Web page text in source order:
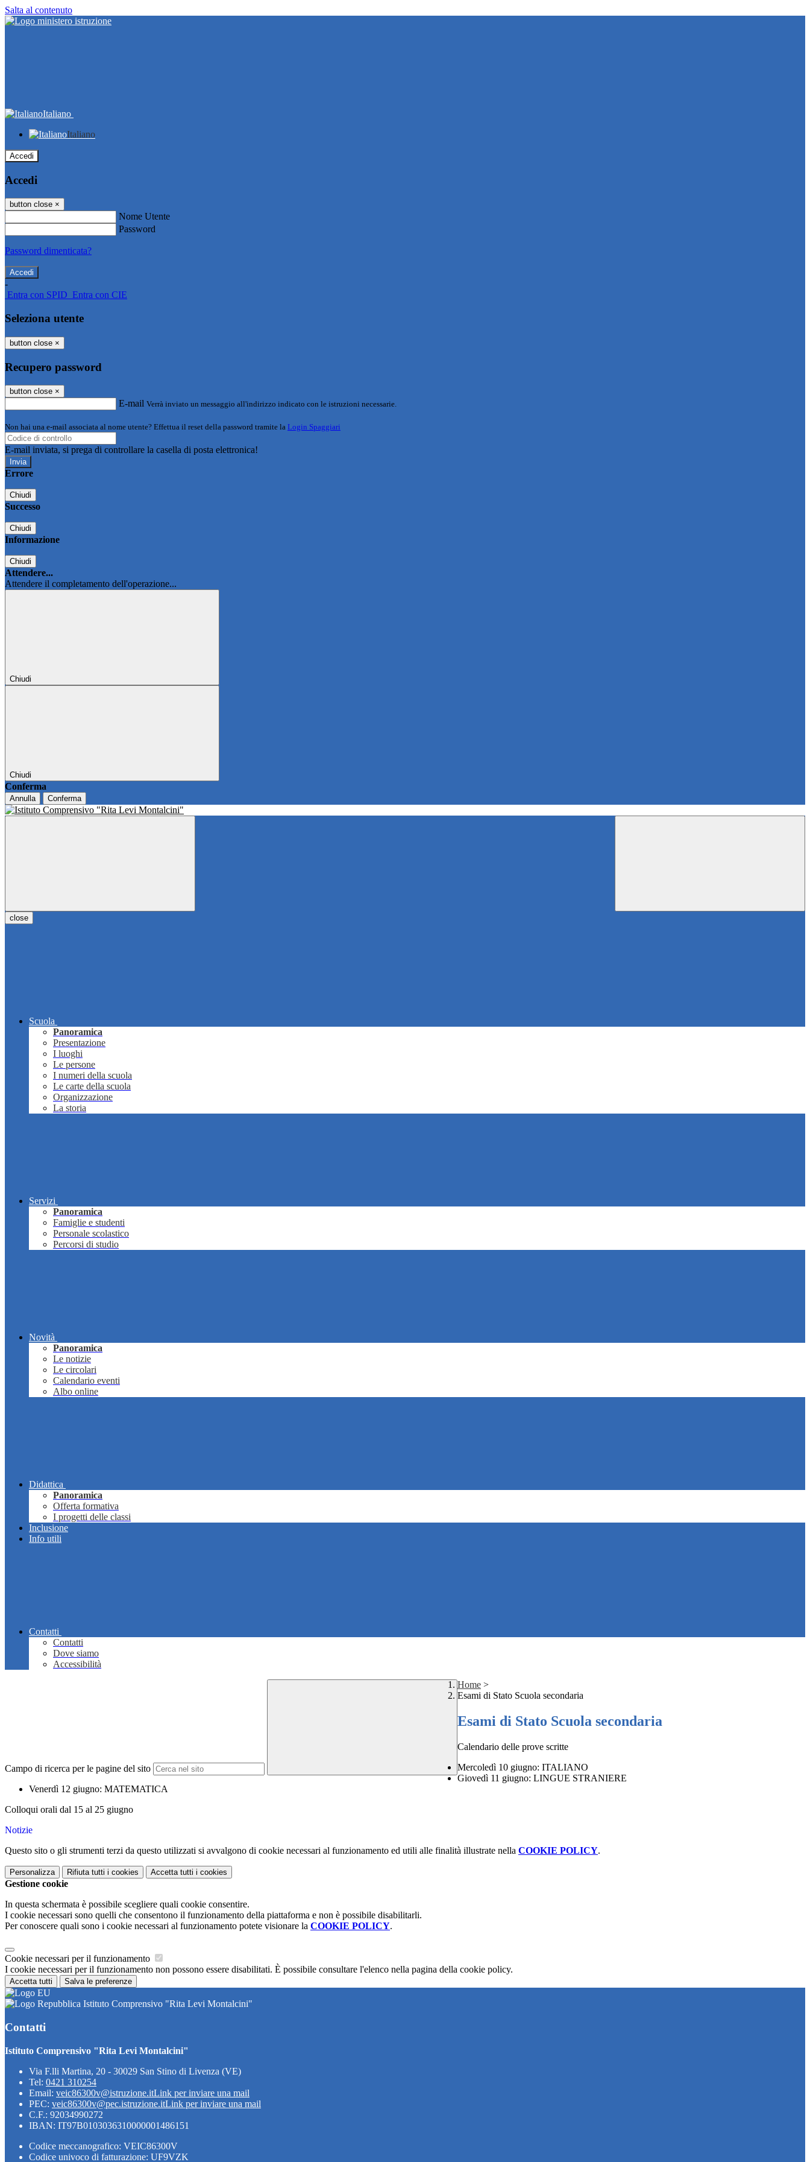
Salta al contenuto
Italiano
Italiano
Accedi
Accedi
button close ×
Nome Utente
Password
Password dimenticata?
-
Entra con SPID Entra con CIE
Seleziona utente
button close ×
Recupero password
button close ×
E-mail Verrà inviato un messaggio all'indirizzo indicato con le istruzioni necessarie.
Non hai una e-mail associata al nome utente? Effettua il reset della password tramite la Login Spaggiari
E-mail inviata, si prega di controllare la casella di posta elettronica!
Errore
Chiudi
Successo
Chiudi
Informazione
Chiudi
Attendere...
Attendere il completamento dell'operazione...
Chiudi
Chiudi
Conferma
Annulla Conferma
close
Scuola
Panoramica
Presentazione
I luoghi
Le persone
I numeri della scuola
Le carte della scuola
Organizzazione
La storia
Servizi
Panoramica
Famiglie e studenti
Personale scolastico
Percorsi di studio
Novità
Panoramica
Le notizie
Le circolari
Calendario eventi
Albo online
Didattica
Panoramica
Offerta formativa
I progetti delle classi
Inclusione
Info utili
Contatti
Contatti
Dove siamo
Accessibilità
Campo di ricerca per le pagine del sito
Home >
Esami di Stato Scuola secondaria
Esami di Stato Scuola secondaria
Calendario delle prove scritte
Mercoledì 10 giugno: ITALIANO
Giovedì 11 giugno: LINGUE STRANIERE
Venerdì 12 giugno: MATEMATICA
Colloqui orali dal 15 al 25 giugno
Notizie
Questo sito o gli strumenti terzi da questo utilizzati si avvalgono di cookie necessari al funzionamento ed utili alle finalità illustrate nella COOKIE POLICY.
Personalizza Rifiuta tutti i cookies Accetta tutti i cookies
Gestione cookie
In questa schermata è possibile scegliere quali cookie consentire.
I cookie necessari sono quelli che consentono il funzionamento della piattaforma e non è possibile disabilitarli.
Per conoscere quali sono i cookie necessari al funzionamento potete visionare la COOKIE POLICY.
Cookie necessari per il funzionamento
I cookie necessari per il funzionamento non possono essere disabilitati. È possibile consultare l'elenco nella pagina della cookie policy.
Accetta tutti Salva le preferenze
Istituto Comprensivo "Rita Levi Montalcini"
Contatti
Istituto Comprensivo "Rita Levi Montalcini"
Via F.lli Martina, 20 - 30029 San Stino di Livenza (VE)
Tel: 0421 310254
Email: veic86300v@istruzione.itLink per inviare una mail
PEC: veic86300v@pec.istruzione.itLink per inviare una mail
C.F.: 92034990272
IBAN: IT97B0103036310000001486151
Codice meccanografico: VEIC86300V
Codice univoco di fatturazione: UF9VZK